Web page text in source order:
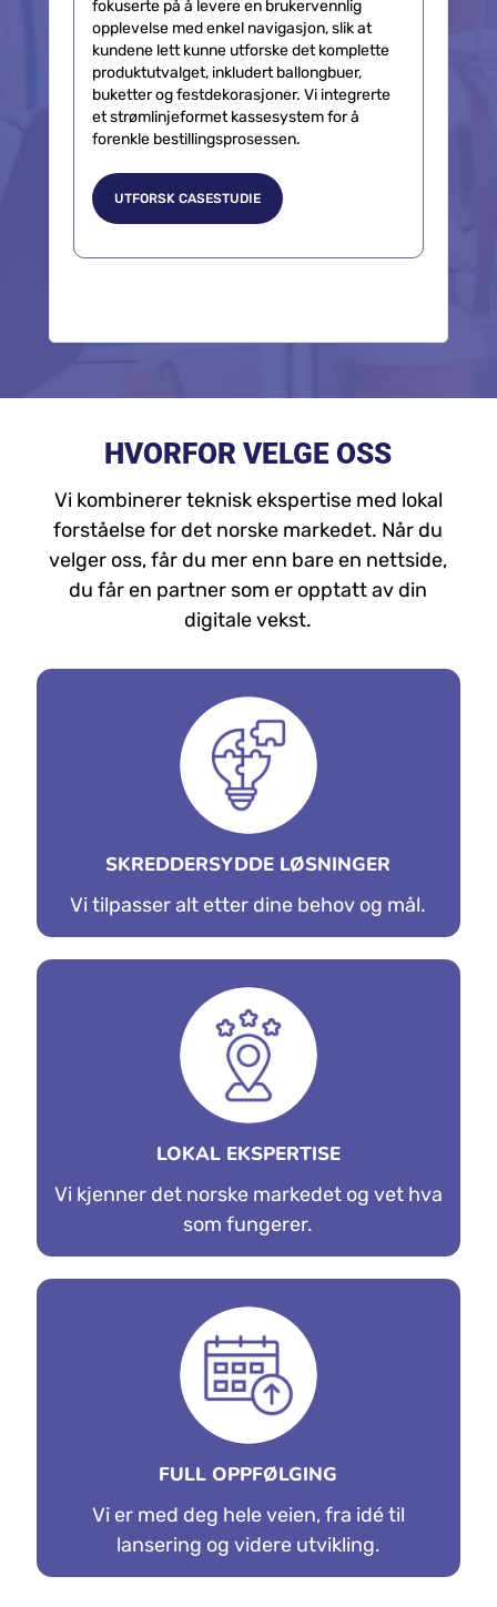
For Balloon Company bygde vi et dynamisk
og fargerikt nettsted som fanger essensen
av deres livlige ballong- og
eventdekorasjonstjenester. Vårt team
fokuserte på å levere en brukervennlig
opplevelse med enkel navigasjon, slik at
kundene lett kunne utforske det komplette
buketter og festdekorasjoner. Vi integrerte
et strømlinjeformet kassesystem for å
forenkle bestillingsprosessen.
HVORFOR VELGE OSS
Vi kombinerer teknisk ekspertise med lokal
forståelse for det norske markedet. Når du
du får en partner som er opptatt av din
digitale vekst.
Vi tilpasser alt etter dine behov og mål.
LOKAL EKSPERTISE
Vi kjenner det norske markedet og vet hva
som fungerer.
FULL OPPFØLGING